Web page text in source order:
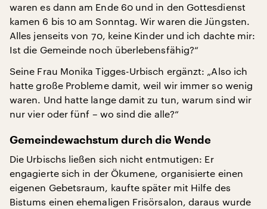
waren es dann am Ende 60 und in den Gottesdienst
kamen 6 bis 10 am Sonntag. Wir waren die Jüngsten.
Alles jenseits von 70, keine Kinder und ich dachte mir:
Ist die Gemeinde noch überlebensfähig?“
Seine Frau Monika Tigges-Urbisch ergänzt: „Also ich
hatte große Probleme damit, weil wir immer so wenig
waren. Und hatte lange damit zu tun, warum sind wir
nur vier oder fünf – wo sind die alle?“
Gemeindewachstum durch die Wende
Die Urbischs ließen sich nicht entmutigen: Er
engagierte sich in der Ökumene, organisierte einen
eigenen Gebetsraum, kaufte später mit Hilfe des
Bistums einen ehemaligen Frisörsalon, daraus wurde